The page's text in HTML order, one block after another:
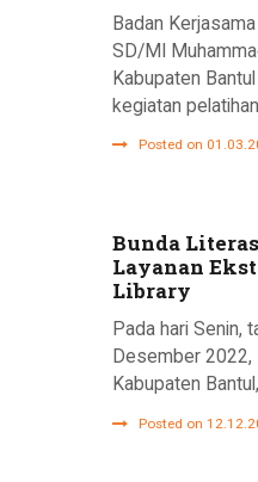
Badan
SD/MI
Kabupaten
kegiatan
Posted on
Bunda
Layanan
Library
Pada hari Senin,
Desember 2022,
Kabupaten
Posted on